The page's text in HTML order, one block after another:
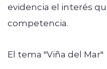
evidencia el interés
competencia.
El tema "Viña del Mar"